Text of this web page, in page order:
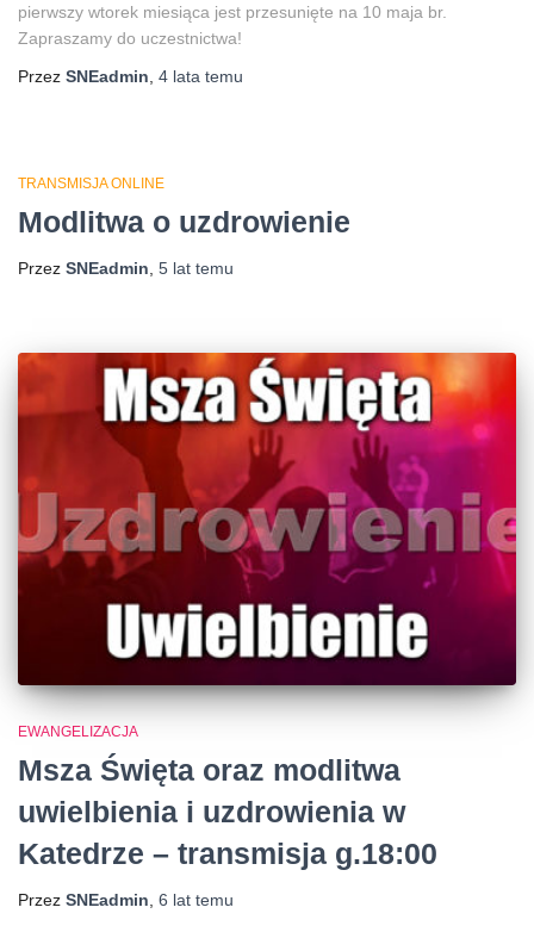
pierwszy wtorek miesiąca jest przesunięte na 10 maja br.
Zapraszamy do uczestnictwa!
Przez SNEadmin 4 lata temu
TRANSMISJA ONLINE
Modlitwa o uzdrowienie
Przez SNEadmin 5 lat temu
EWANGELIZACJA
Msza Święta oraz modlitwa
uwielbienia i uzdrowienia w
Katedrze – transmisja g.18:00
Przez SNEadmin 6 lat temu